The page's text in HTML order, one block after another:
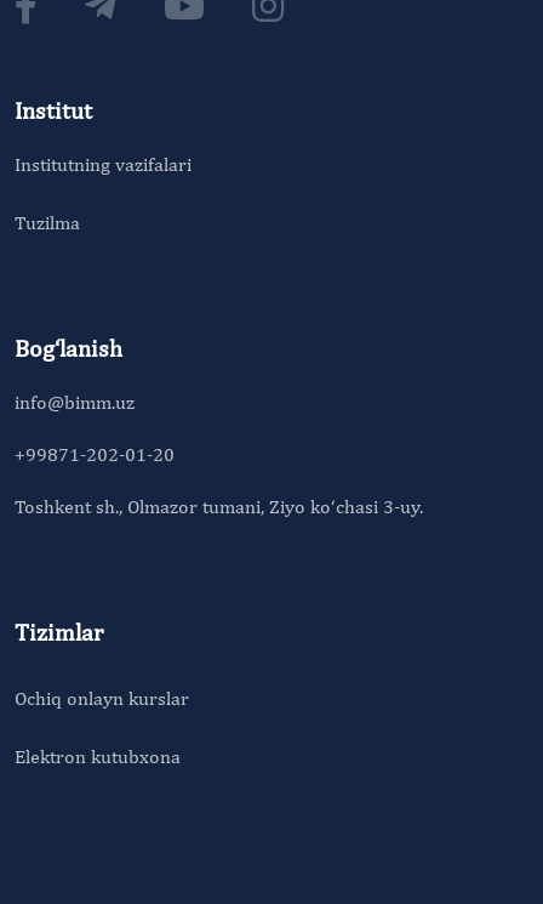
Institut
Institutning vazifalari
Tuzilma
Bog‘lanish
info@bimm.uz
+99871-202-01-20
Toshkent sh., Olmazor tumani, Ziyo ko‘chasi 3-uy.
Tizimlar
Ochiq onlayn kurslar
Elektron kutubxona